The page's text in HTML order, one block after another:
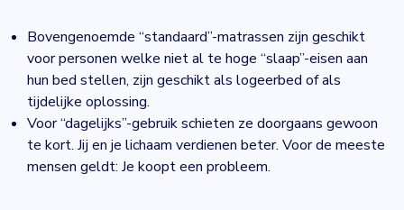
Bovengenoemde “standaard”-matrassen zijn geschikt
voor personen welke niet al te hoge “slaap”-eisen aan
hun bed stellen, zijn geschikt als logeerbed of als
tijdelijke oplossing.
Voor “dagelijks”-gebruik schieten ze doorgaans gewoon
te kort. Jij en je lichaam verdienen beter. Voor de meeste
mensen geldt: Je koopt een probleem.